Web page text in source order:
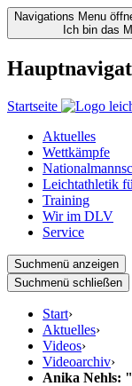
Navigations Menu
Ich bin das
Startseite
Aktuelles
Wettkämpfe
Leichtathletik
Training
Wir im DLV
Service
Suchmenü anzeigen
Suchmenü schließen
Start›
Aktuelles›
Videos›
Videoarchiv›
Anika Nehls: